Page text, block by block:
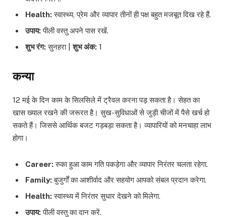
Health:स्वास्थ्य, प्रेम और व्यापार तीनों ही पक्ष बहुत मजबूत दिख रहे हैं.
उपाय:पीली वस्तु अपने पास रखें.
शुभ रंग:सुनहरा |शुभ अंक: 1
कन्या
12 मई के दिन काम के सिलसिले में ट्रैवल करना पड़ सकता है। सेहत का
खास ख्याल रखने की जरूरत है। सुख-सुविधाओं से जुड़ी चीजों में पैसे खर्च हो
सकते हैं। जिससे आर्थिक बजट गड़बड़ा सकता है। व्यापारियों को मनचाहा लाभ
होगा।
Career:रुका हुआ काम गति पकड़ेगा और व्यापार निरंतर चलता रहेगा.
Family:बुजुर्गों का आशीर्वाद और सहयोग आपको संबल प्रदान करेगा.
Health:स्वास्थ्य में निरंतर सुधार देखने को मिलेगा.
उपाय:पीली वस्तु का दान करें.